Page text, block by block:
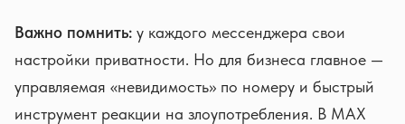
Важно помнить: у каждого мессенджера свои
настройки приватности. Но для бизнеса главное —
управляемая «невидимость» по номеру и быстрый
инструмент реакции на злоупотребления. В MAX